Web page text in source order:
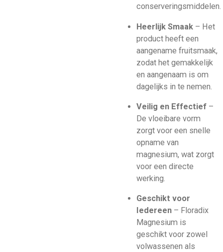
conserveringsmiddelen.
Heerlijk Smaak– Het
product heeft een
aangename fruitsmaak,
zodat het gemakkelijk
en aangenaam is om
dagelijks in te nemen.
Veilig en Effectief–
De vloeibare vorm
zorgt voor een snelle
opname van
magnesium, wat zorgt
voor een directe
werking.
Geschikt voor
Iedereen– Floradix
Magnesium is
geschikt voor zowel
volwassenen als